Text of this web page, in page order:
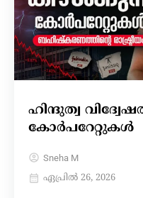
ഹിന്ദുത്വ
കോർപറേറ്റുകൾ
Sneha M
ഏപ്രിൽ 26, 2026